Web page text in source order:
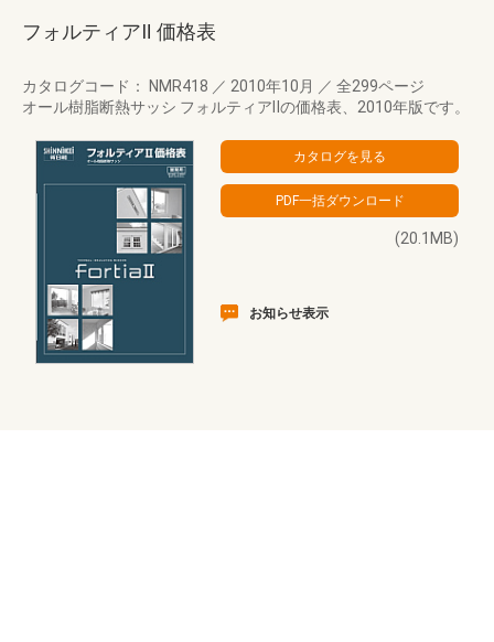
フォルティアⅡ 価格表
カタログコード： NMR418 ／ 2010年10月 ／ 全299ページ
オール樹脂断熱サッシ フォルティアⅡの価格表、2010年版です。
(20.1MB)
お知らせ表示